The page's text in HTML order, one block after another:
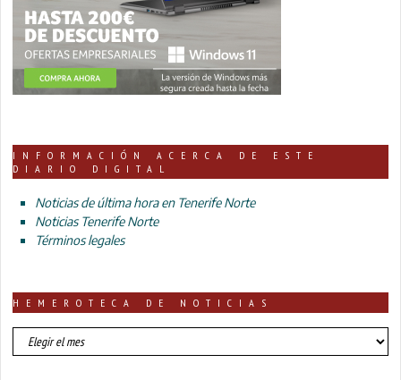
INFORMACIÓN ACERCA DE ESTE
DIARIO DIGITAL
Noticias de última hora en Tenerife Norte
Noticias Tenerife Norte
Términos legales
HEMEROTECA DE NOTICIAS
HEMEROTECA
DE